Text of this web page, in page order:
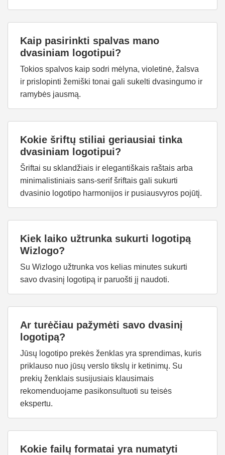
Kaip pasirinkti spalvas mano
dvasiniam logotipui?
Tokios spalvos kaip sodri mėlyna, violetinė, žalsva
ir prislopinti žemiški tonai gali sukelti dvasingumo ir
ramybės jausmą.
Kokie šriftų stiliai geriausiai tinka
dvasiniam logotipui?
Šriftai su sklandžiais ir elegantiškais raštais arba
minimalistiniais sans-serif šriftais gali sukurti
dvasinio logotipo harmonijos ir pusiausvyros pojūtį.
Kiek laiko užtrunka sukurti logotipą
Wizlogo?
Su Wizlogo užtrunka vos kelias minutes sukurti
savo dvasinį logotipą ir paruošti jį naudoti.
Ar turėčiau pažymėti savo dvasinį
logotipą?
Jūsų logotipo prekės ženklas yra sprendimas, kuris
priklauso nuo jūsų verslo tikslų ir ketinimų. Su
prekių ženklais susijusiais klausimais
rekomenduojame pasikonsultuoti su teisės
ekspertu.
Kokie failų formatai yra numatyti